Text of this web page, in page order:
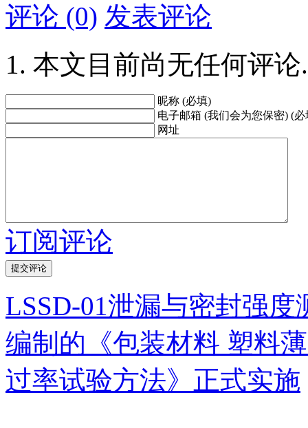
评论 (0) 发表评论
本文目前尚无任何评论.
昵称 (必填)
电子邮箱 (我们会为您保密) (必
网址
订阅评论
LSSD-01泄漏与密封强
编制的《包装材料 塑料
过率试验方法》正式实施